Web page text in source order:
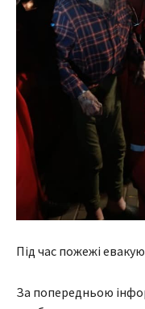
Під час пожежі
За попередньою